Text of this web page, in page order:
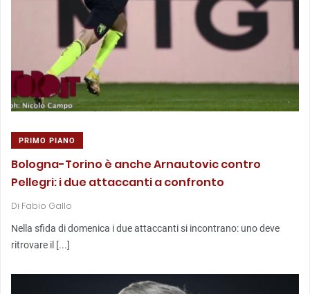
PRIMO PIANO
Bologna-Torino è anche Arnautovic contro
Pellegri: i due attaccanti a confronto
Di Fabio Gallo
Nella sfida di domenica i due attaccanti si incontrano: uno deve
ritrovare il [...]